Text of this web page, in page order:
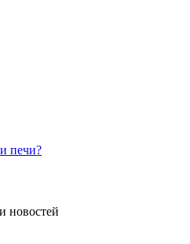
печи?
новостей